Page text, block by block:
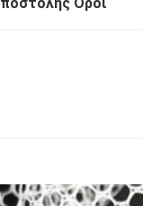
Όροι